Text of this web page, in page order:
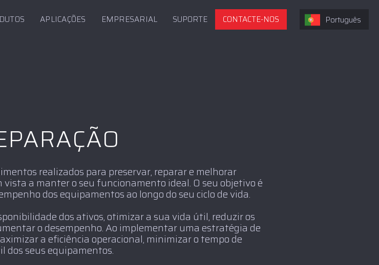
APLICAÇÕES EMPRESARIAL SUPORTE CONTACTE-NOS
realizados para preservar, reparar e melhorar
a manter o seu funcionamento ideal. O seu objetivo é
dos equipamentos ao longo do seu ciclo de vida.
dos ativos, otimizar a sua vida útil, reduzir os
o desempenho. Ao implementar uma estratégia de
a eficiência operacional, minimizar o tempo de
dos seus equipamentos.
Português